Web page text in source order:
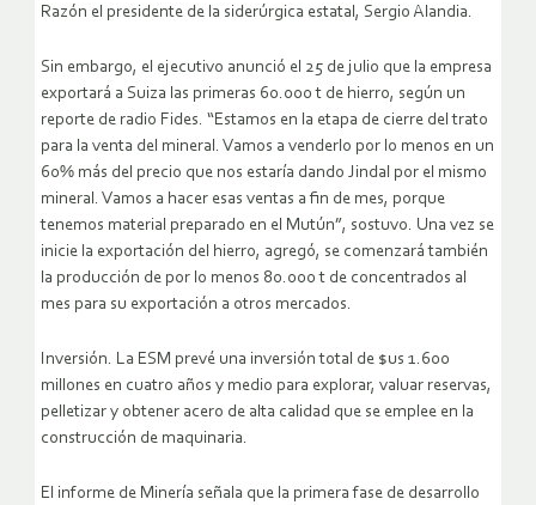
Razón el presidente de la siderúrgica estatal, Sergio Alandia.
Sin embargo, el ejecutivo anunció el 25 de julio que la empresa
exportará a Suiza las primeras 60.000 t de hierro, según un
reporte de radio Fides. “Estamos en la etapa de cierre del trato
para la venta del mineral. Vamos a venderlo por lo menos en un
60% más del precio que nos estaría dando Jindal por el mismo
mineral. Vamos a hacer esas ventas a fin de mes, porque
tenemos material preparado en el Mutún”, sostuvo. Una vez se
inicie la exportación del hierro, agregó, se comenzará también
la producción de por lo menos 80.000 t de concentrados al
mes para su exportación a otros mercados.
Inversión. La ESM prevé una inversión total de $us 1.600
millones en cuatro años y medio para explorar, valuar reservas,
pelletizar y obtener acero de alta calidad que se emplee en la
construcción de maquinaria.
El informe de Minería señala que la primera fase de desarrollo